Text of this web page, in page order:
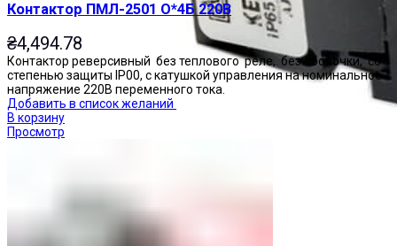
Контактор ПМЛ-2501 О*4Б 220В
₴4,494.78
Контактор реверсивный без теплового реле, без оболочки, со
степенью защиты IP00, с катушкой управления на номинальное
напряжение 220В переменного тока.
Добавить в список желаний
В корзину
Просмотр